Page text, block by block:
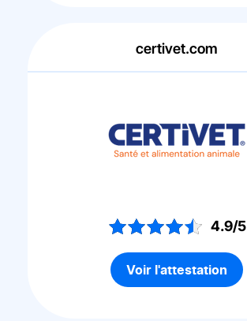
certivet.com
4.9/5
Voir l'attestation